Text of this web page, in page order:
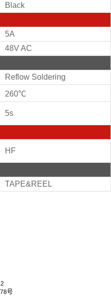
Black
5A
48V AC
Reflow Soldering
260℃
5s
HF
TAPE&REEL
号